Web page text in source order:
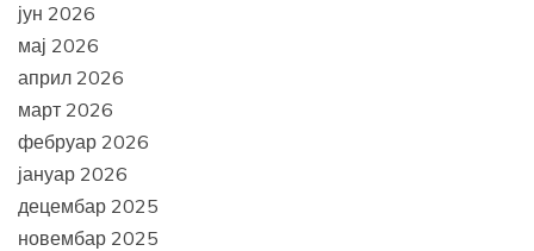
јун 2026
мај 2026
април 2026
март 2026
фебруар 2026
јануар 2026
децембар 2025
новембар 2025